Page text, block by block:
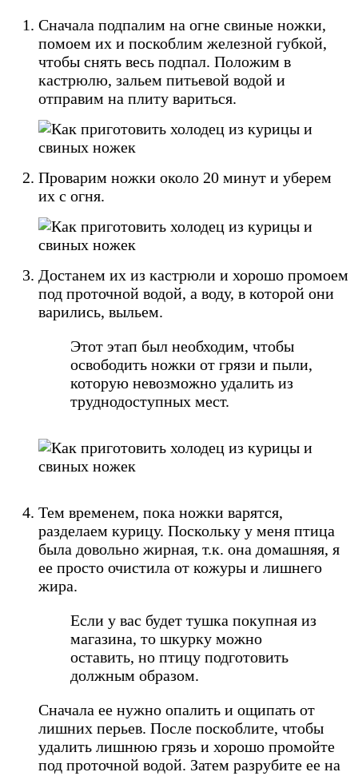
Сначала подпалим на огне свиные ножки,
помоем их и поскоблим железной губкой,
чтобы снять весь подпал. Положим в
кастрюлю, зальем питьевой водой и
отправим на плиту вариться.
Проварим ножки около 20 минут и уберем
их с огня.
Достанем их из кастрюли и хорошо промоем
под проточной водой, а воду, в которой они
варились, выльем.
Этот этап был необходим, чтобы
освободить ножки от грязи и пыли,
которую невозможно удалить из
труднодоступных мест.
Тем временем, пока ножки варятся,
разделаем курицу. Поскольку у меня птица
была довольно жирная, т.к. она домашняя, я
ее просто очистила от кожуры и лишнего
жира.
Если у вас будет тушка покупная из
магазина, то шкурку можно
оставить, но птицу подготовить
должным образом.
Сначала ее нужно опалить и ощипать от
лишних перьев. После поскоблите, чтобы
удалить лишнюю грязь и хорошо промойте
под проточной водой. Затем разрубите ее на